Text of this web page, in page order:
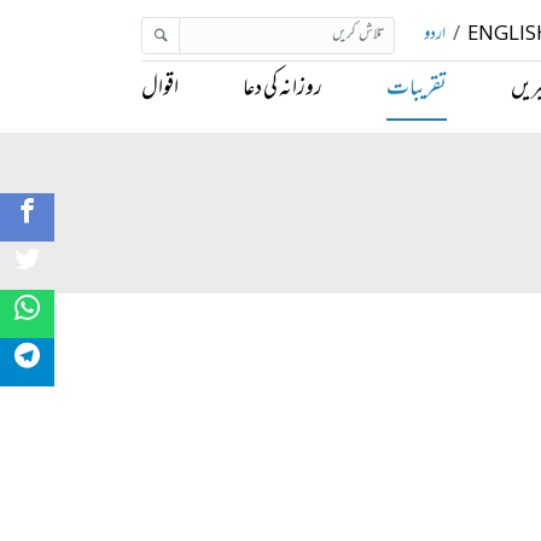
/ اردو
تقریبات روزانہ کی دعا اقوال